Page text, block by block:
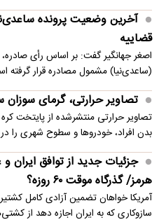
آخرین وضعیت پرونده
قضاییه
اصغر جهانگیر گفت: بر اساس رأی صادره،
(ساعدی‌نیا) مشمول مصادره قرار گرفته
تصاویر حرارتی، گرمای سوزان
تصاویر حرارتی منتشرشده از پایتخت
بدن افراد، خودروها و سطوح شهری را
جزئیات جدید از توافق ایران و
هرمز/ گذرگاه موقت ۶۰ روزه؟
آمریکا خواهان تضمین آزادی کامل
سازوکاری که به ایران اجازه دهد از